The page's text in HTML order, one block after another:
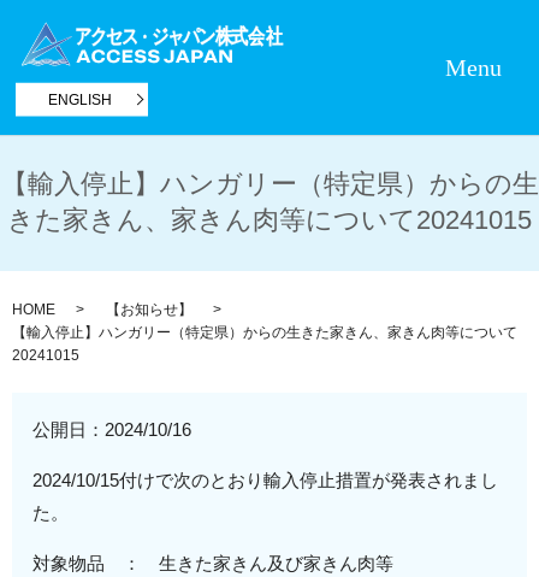
ENGLISH
Menu
【輸入停止】ハンガリー（特定県）からの生
きた家きん、家きん肉等について20241015
HOME
【お知らせ】
【輸入停止】ハンガリー（特定県）からの生きた家きん、家きん肉等について
20241015
公開日： 2024/10/16
2024/10/15付けで次のとおり輸入停止措置が発表されまし
た。
対象物品 ： 生きた家きん及び家きん肉等